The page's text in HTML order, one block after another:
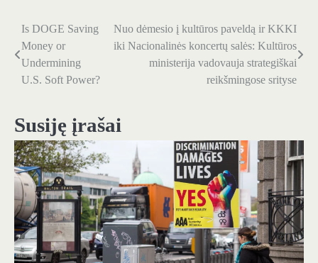
Navigacija
tarp
įrašų
Is DOGE Saving
Money or
Undermining
U.S. Soft Power?
Nuo dėmesio į kultūros paveldą ir KKKI
iki Nacionalinės koncertų salės: Kultūros
ministerija vadovauja strategiškai
reikšmingose ​​srityse
Susiję įrašai